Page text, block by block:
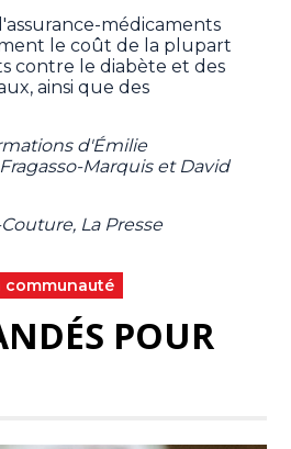
médicaments
le coût de la plupart
contre le diabète et des
ainsi que des
d'Émilie
Marquis et David
La Presse
communauté
POUR